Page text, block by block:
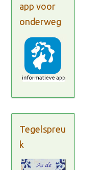
app voor
onderweg
Tegelspreu
k